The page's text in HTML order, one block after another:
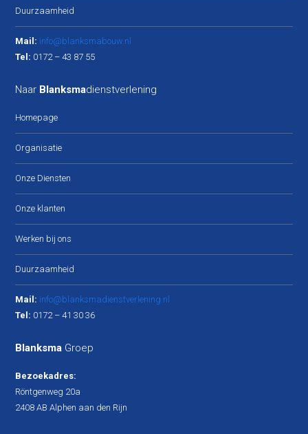
Duurzaamheid
Mail: info@blanksmabouw.nl
Tel: 0172 – 43 87 55
Naar Blanksmadienstverlening
Homepage
Organisatie
Onze Diensten
Onze klanten
Werken bij ons
Duurzaamheid
Mail: info@blanksmadienstverlening.nl
Tel: 0172 – 41 30 36
Blanksma Groep
Bezoekadres:
Röntgenweg 20a
2408 AB Alphen aan den Rijn